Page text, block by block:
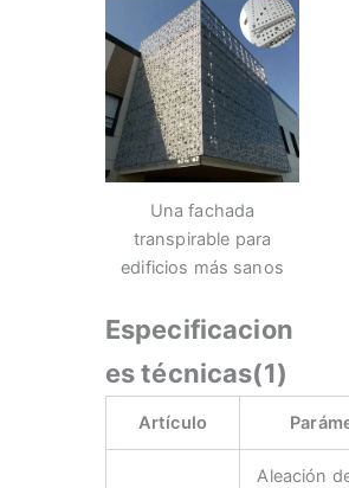
Una fachada
transpirable para
edificios más sanos
Especificacion
es técnicas(1)
Artículo
Aleación